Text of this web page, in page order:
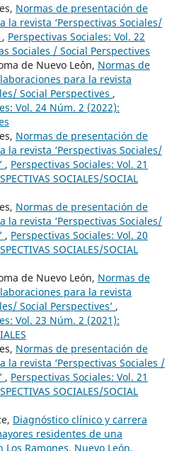
Normas de presentación de
la revista ‘Perspectivas Sociales/
, Perspectivas Sociales: Vol. 22
Sociales / Social Perspectives
de Nuevo Le´´on, Normas de
para la revista
Social Perspectives ,
Vol. 24 Núm. 2 (2022):
Normas de presentación de
la revista ‘Perspectivas Sociales/
, Perspectivas Sociales: Vol. 21
SOCIALES/SOCIAL
Normas de presentación de
la revista ‘Perspectivas Sociales/
, Perspectivas Sociales: Vol. 20
SOCIALES/SOCIAL
de Nuevo León, Normas de
para la revista
Social Perspectives’ ,
Vol. 23 Núm. 2 (2021):
Normas de presentación de
la revista ‘Perspectivas Sociales /
, Perspectivas Sociales: Vol. 21
SOCIALES/SOCIAL
Diagnóstico clínico y carrera
residentes de una
Ramones, Nuevo León.